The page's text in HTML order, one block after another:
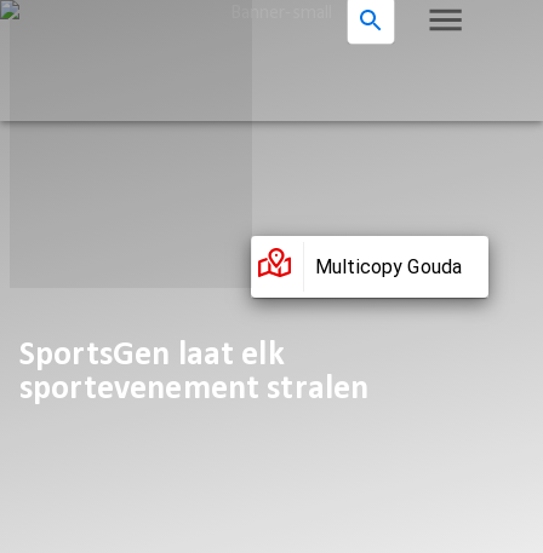
Multicopy Gouda
SportsGen laat elk
sportevenement stralen